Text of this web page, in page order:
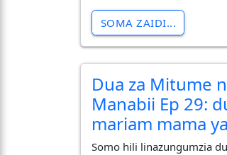
SOMA ZAIDI...
Dua za Mitume
Manabii Ep 29:
mariam mama
Somo hili linazungumzia